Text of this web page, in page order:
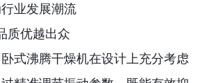
业发展潮流
质优越出众
式沸腾干燥机在设计上充分考虑